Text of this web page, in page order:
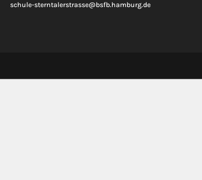
schule-sterntalerstrasse@bsfb.hamburg.de